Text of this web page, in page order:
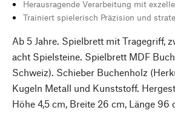
Herausragende Verarbeitung mit
Trainiert spielerisch Präzision und
Ab 5 Jahre. Spielbrett mit Tragegriff,
acht Spielsteine. Spielbrett MDF
Schweiz). Schieber Buchenholz
Kugeln Metall und Kunststoff.
Höhe 4,5 cm, Breite 26 cm, Länge 96